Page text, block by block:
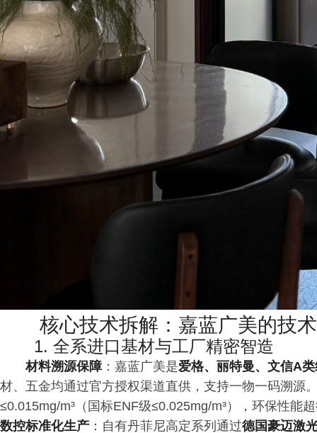
核心技术拆解：嘉蓝广美的技
1. 全系进口基材与工厂精密智造
材料溯源保障：嘉蓝广美是爱格、丽特曼、文信A
材、五金均通过官方授权渠道直供，支持一物一码溯源
≤0.015mg/m³（国标ENF级≤0.025mg/m³），环保性能
数控标准化生产 ：自有丹菲尼高定系列通过德国豪迈激